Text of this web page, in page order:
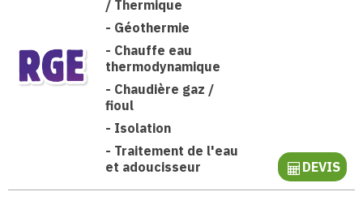
/ Thermique
- Géothermie
- Chauffe eau
thermodynamique
- Chaudière gaz /
fioul
- Isolation
- Traitement de l'eau
et adoucisseur
DEVIS